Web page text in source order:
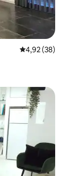
Prosječna
4,92 (38)